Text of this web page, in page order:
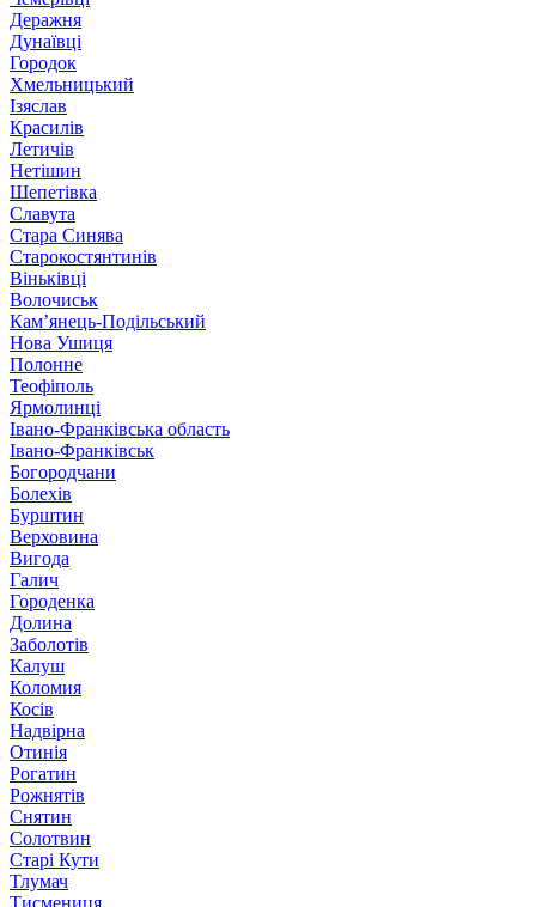
Деражня
Дунаївці
Городок
Хмельницький
Ізяслав
Красилів
Летичів
Нетішин
Шепетівка
Славута
Стара Синява
Старокостянтинів
Віньківці
Волочиськ
Кам’янець-Подільський
Нова Ушиця
Полонне
Теофіполь
Ярмолинці
Івано-Франківська область
Івано-Франківськ
Богородчани
Болехів
Бурштин
Верховина
Вигода
Галич
Городенка
Долина
Заболотів
Калуш
Коломия
Косів
Надвірна
Отинія
Рогатин
Рожнятів
Снятин
Солотвин
Старі Кути
Тлумач
Тисмениця